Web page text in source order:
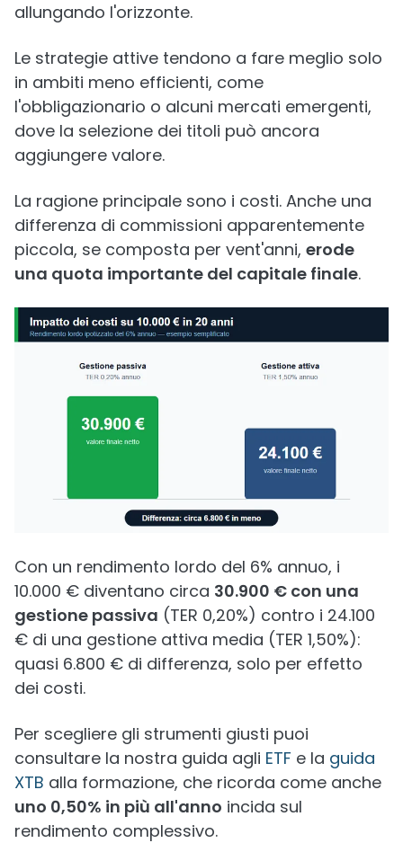
allungando l'orizzonte.
Le strategie attive tendono a fare meglio solo
in ambiti meno efficienti, come
l'obbligazionario o alcuni mercati emergenti,
dove la selezione dei titoli può ancora
aggiungere valore.
La ragione principale sono i costi. Anche una
differenza di commissioni apparentemente
piccola, se composta per vent'anni, erode
una quota importante del capitale finale.
Con un rendimento lordo del 6% annuo, i
10.000 € diventano circa 30.900 € con una
gestione passiva (TER 0,20%) contro i 24.100
€ di una gestione attiva media (TER 1,50%):
quasi 6.800 € di differenza, solo per effetto
dei costi.
Per scegliere gli strumenti giusti puoi
consultare la nostra guida agli ETF e la guida
XTB alla formazione, che ricorda come anche
uno 0,50% in più all'anno incida sul
rendimento complessivo.